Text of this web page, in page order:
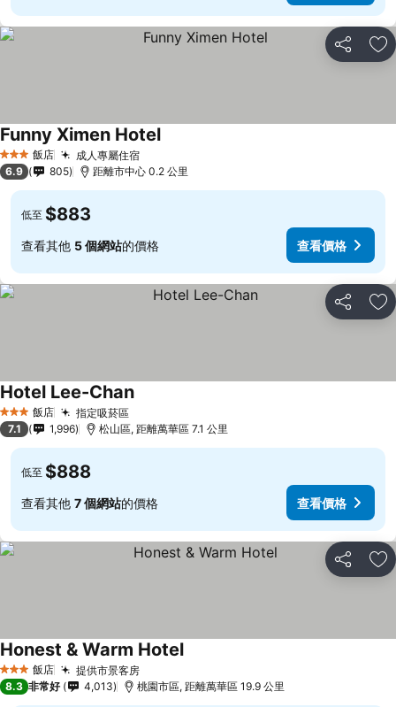
分享 加
3 星級 飯店 成人專屬住宿
Funny Ximen Hotel
6.9 805 距離市中心 0.2 公里
低至 $883
查看其他 5 個網站的價格 查看價格
分享 加
3 星級 飯店 指定吸菸區
Hotel Lee-Chan
7.1 1,996 松山區, 距離萬華區 7.1 公里
低至 $888
查看其他 7 個網站的價格 查看價格
分享 加
3 星級 飯店 提供市景客房
Honest & Warm Hotel
8.3 非常好 4,013 桃園市區, 距離萬華區 19.9 公里